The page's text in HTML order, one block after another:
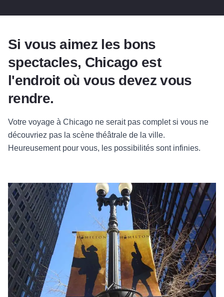
Si vous aimez les bons
spectacles, Chicago est
l'endroit où vous devez vous
rendre.
Votre voyage à Chicago ne serait pas complet si vous ne
découvriez pas la scène théâtrale de la ville.
Heureusement pour vous, les possibilités sont infinies.